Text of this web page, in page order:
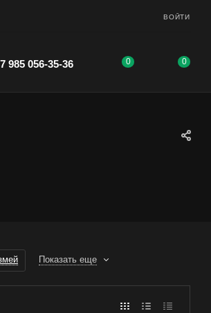
ВОЙТИ
985 056-35-36 0 0
Показать еще